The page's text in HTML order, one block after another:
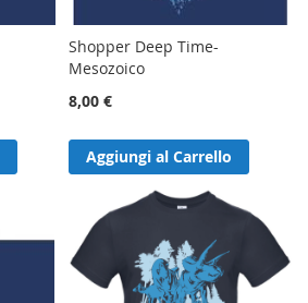
Shopper Deep Time-
Mesozoico
8,00 €
Aggiungi al Carrello